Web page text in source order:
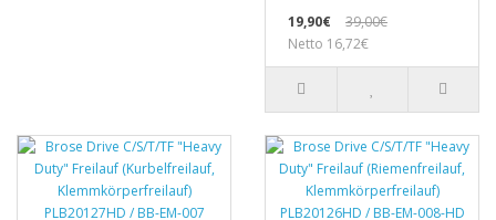
19,90€
39,00€
Netto 16,72€